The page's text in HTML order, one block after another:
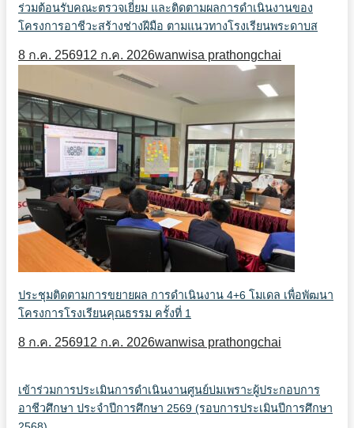
ร่วมต้อนรับคณะตรวจเยี่ยม และติดตามผลการดำเนินงานของ
โครงการอาชีวะสร้างช่างฝีมือ ตามแนวทางโรงเรียนพระดาบส
8 ก.ค. 256912 ก.ค. 2026wanwisa prathongchai
ประชุมติดตามการขยายผล การดำเนินงาน 4+6 โมเดล เพื่อพัฒนา
โครงการโรงเรียนคุณธรรม ครั้งที่ 1
8 ก.ค. 256912 ก.ค. 2026wanwisa prathongchai
เข้าร่วมการประเมินการดำเนินงานศูนย์บ่มเพราะผู้ประกอบการ
อาชีวศึกษา ประจำปีการศึกษา 2569 (รอบการประเมินปีการศึกษา